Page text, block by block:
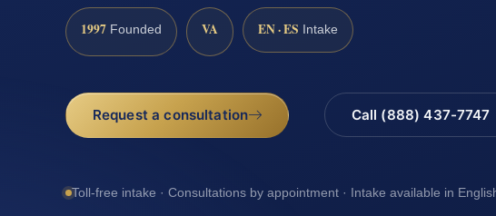
1997 Founded VA EN · ES Intake
Request a consultation Call (888) 437-7747
Toll-free intake · Consultations by appointment · Intake available in